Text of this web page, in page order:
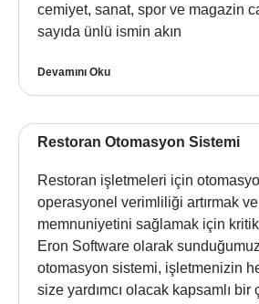
cemiyet, sanat, spor ve magazin
sayıda ünlü ismin akın
Devamını Oku
Restoran Otomasyon Sistemi
Restoran işletmeleri için
operasyonel verimliliği artırmak
memnuniyetini sağlamak için
Eron Software olarak
otomasyon sistemi, işletmenizin
size yardımcı olacak kapsamlı bir